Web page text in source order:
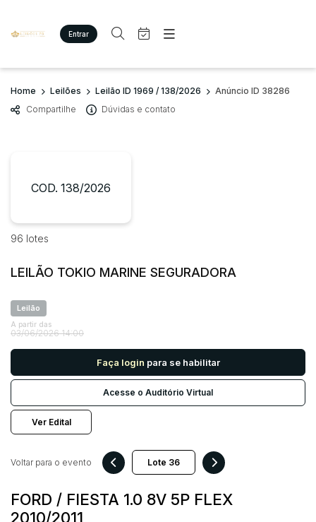
Entrar
Criar conta Entrar
Site
Agenda
Quem Somos
Imóveis
Veículos
Carros
Utilitário
Busca por palavra-chave
Bairro
Judiciais Extrajudiciais
R$
Quem Somos
Home Leilões Leilão ID 1969 / 138/2026
Anúncio ID 38286
Compartilhe
Dúvidas e contato
COD. 138/2026
96 lotes
LEILÃO TOKIO MARINE SEGURADORA
Leilão
A partir das
03/06/2026 14:00
Faça login para se habilitar
Acesse o Auditório Virtual
Ver Edital
FORD / FIESTA 1.0 8V 5P FLEX
2010/2011
Voltar para o evento